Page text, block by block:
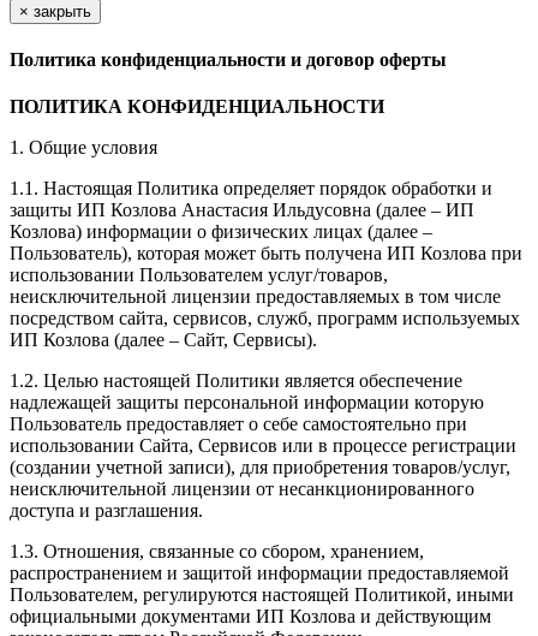
× закрыть
Политика конфиденциальности и договор оферты
ПОЛИТИКА КОНФИДЕНЦИАЛЬНОСТИ
1. Общие условия
1.1. Настоящая Политика определяет порядок обработки и
защиты ИП Козлова Анастасия Ильдусовна (далее – ИП
Козлова) информации о физических лицах (далее –
Пользователь), которая может быть получена ИП Козлова при
использовании Пользователем услуг/товаров,
неисключительной лицензии предоставляемых в том числе
посредством сайта, сервисов, служб, программ используемых
ИП Козлова (далее – Сайт, Сервисы).
1.2. Целью настоящей Политики является обеспечение
надлежащей защиты персональной информации которую
Пользователь предоставляет о себе самостоятельно при
использовании Сайта, Сервисов или в процессе регистрации
(создании учетной записи), для приобретения товаров/услуг,
неисключительной лицензии от несанкционированного
доступа и разглашения.
1.3. Отношения, связанные со сбором, хранением,
распространением и защитой информации предоставляемой
Пользователем, регулируются настоящей Политикой, иными
официальными документами ИП Козловa и действующим